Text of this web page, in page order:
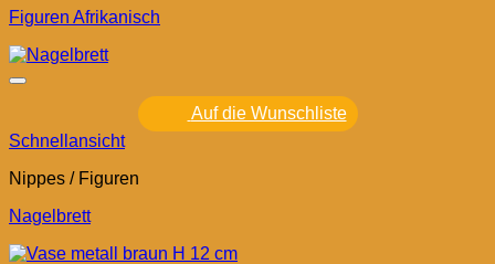
Figuren Afrikanisch
Auf die Wunschliste
Schnellansicht
Nippes / Figuren
Nagelbrett